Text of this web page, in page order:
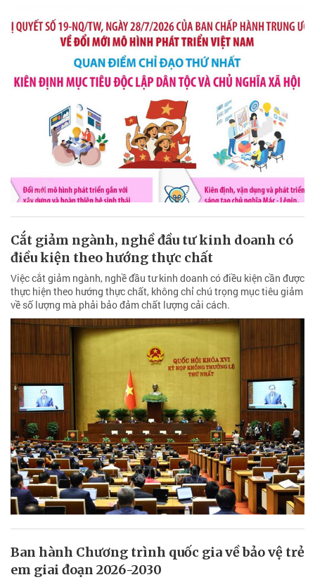
Cắt giảm ngành, nghề đầu tư kinh doanh có
điều kiện theo hướng thực chất
Việc cắt giảm ngành, nghề đầu tư kinh doanh có điều kiện cần được
thực hiện theo hướng thực chất, không chỉ chú trọng mục tiêu giảm
về số lượng mà phải bảo đảm chất lượng cải cách.
Ban hành Chương trình quốc gia về bảo vệ trẻ
em giai đoạn 2026-2030